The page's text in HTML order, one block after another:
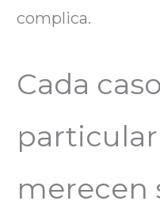
complica.
Cada
merecen